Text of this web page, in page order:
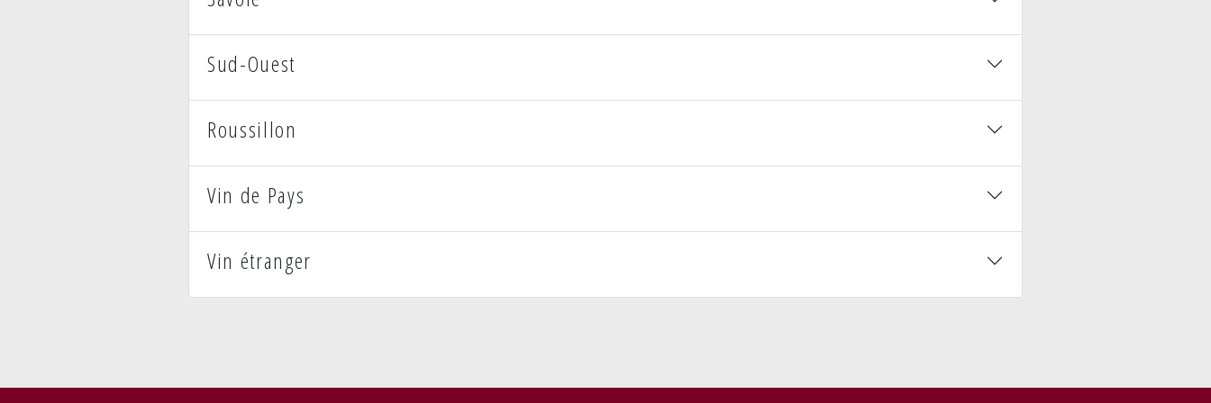
Sud-Ouest
Roussillon
Vin de Pays
Vin étranger